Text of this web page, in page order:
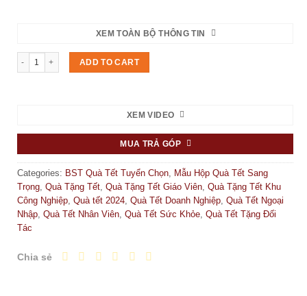
XEM TOÀN BỘ THÔNG TIN
ADD TO CART
XEM VIDEO
MUA TRẢ GÓP
Categories: BST Quà Tết Tuyển Chọn,
Mẫu Hộp Quà Tết Sang
Trọng, Quà Tặng Tết, Quà Tặng Tết Giáo Viên, Quà Tặng Tết Khu
Công Nghiệp, Quà tết 2024, Quà Tết Doanh Nghiệp, Quà Tết Ngoại
Nhập, Quà Tết Nhân Viên, Quà Tết Sức Khỏe, Quà Tết Tặng Đối
Tác
Chia sẻ